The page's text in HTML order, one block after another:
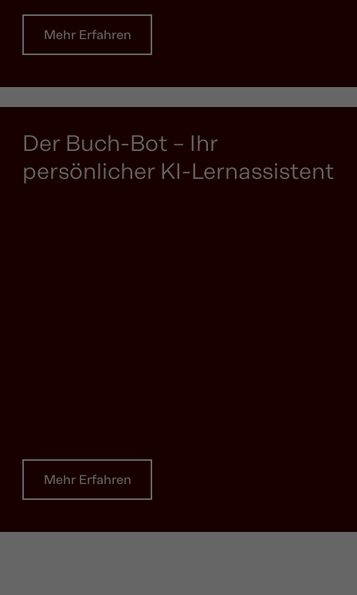
Mehr Erfahren
Der Buch-Bot – Ihr
persönlicher KI-Lernassistent
Mehr Erfahren